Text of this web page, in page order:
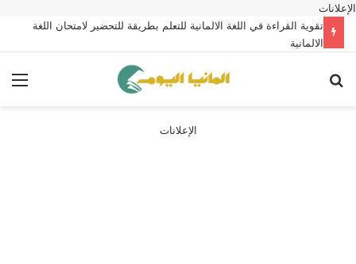
الإعلانات
تقوية القراءة في اللغة الالمانية للتعلم بطريقة للتحضير لامتحان اللغة
الالمانية
الإعلانات